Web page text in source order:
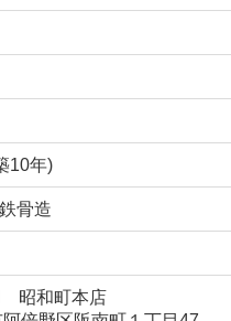
10年)
骨造
昭和町本店